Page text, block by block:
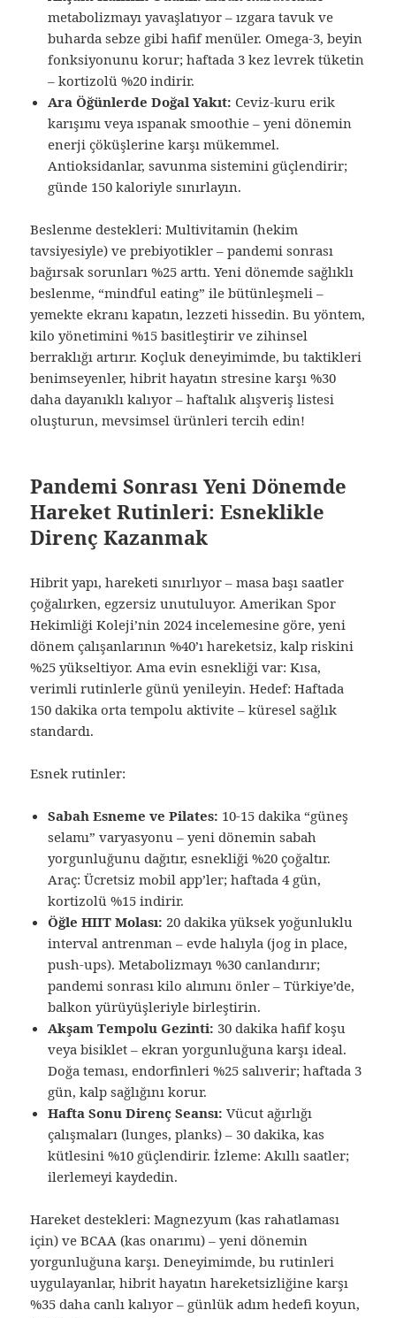
metabolizmayı yavaşlatıyor – ızgara tavuk ve
buharda sebze gibi hafif menüler. Omega-3, beyin
fonksiyonunu korur; haftada 3 kez levrek tüketin
– kortizolü %20 indirir.
Ara Öğünlerde Doğal Yakıt: Ceviz-kuru erik
karışımı veya ıspanak smoothie – yeni dönemin
enerji çöküşlerine karşı mükemmel.
Antioksidanlar, savunma sistemini güçlendirir;
günde 150 kaloriyle sınırlayın.
Beslenme destekleri: Multivitamin (hekim
tavsiyesiyle) ve prebiyotikler – pandemi sonrası
bağırsak sorunları %25 arttı. Yeni dönemde sağlıklı
beslenme, “mindful eating” ile bütünleşmeli –
yemekte ekranı kapatın, lezzeti hissedin. Bu yöntem,
kilo yönetimini %15 basitleştirir ve zihinsel
berraklığı artırır. Koçluk deneyimimde, bu taktikleri
benimseyenler, hibrit hayatın stresine karşı %30
daha dayanıklı kalıyor – haftalık alışveriş listesi
oluşturun, mevsimsel ürünleri tercih edin!
Pandemi Sonrası Yeni Dönemde
Hareket Rutinleri: Esneklikle
Direnç Kazanmak
Hibrit yapı, hareketi sınırlıyor – masa başı saatler
çoğalırken, egzersiz unutuluyor. Amerikan Spor
Hekimliği Koleji’nin 2024 incelemesine göre, yeni
dönem çalışanlarının %40’ı hareketsiz, kalp riskini
%25 yükseltiyor. Ama evin esnekliği var: Kısa,
verimli rutinlerle günü yenileyin. Hedef: Haftada
150 dakika orta tempolu aktivite – küresel sağlık
standardı.
Esnek rutinler:
Sabah Esneme ve Pilates: 10-15 dakika “güneş
selamı” varyasyonu – yeni dönemin sabah
yorgunluğunu dağıtır, esnekliği %20 çoğaltır.
Araç: Ücretsiz mobil app’ler; haftada 4 gün,
kortizolü %15 indirir.
Öğle HIIT Molası: 20 dakika yüksek yoğunluklu
interval antrenman – evde halıyla (jog in place,
push-ups). Metabolizmayı %30 canlandırır;
pandemi sonrası kilo alımını önler – Türkiye’de,
balkon yürüyüşleriyle birleştirin.
Akşam Tempolu Gezinti: 30 dakika hafif koşu
veya bisiklet – ekran yorgunluğuna karşı ideal.
Doğa teması, endorfinleri %25 salıverir; haftada 3
gün, kalp sağlığını korur.
Hafta Sonu Direnç Seansı: Vücut ağırlığı
çalışmaları (lunges, planks) – 30 dakika, kas
kütlesini %10 güçlendirir. İzleme: Akıllı saatler;
ilerlemeyi kaydedin.
Hareket destekleri: Magnezyum (kas rahatlaması
için) ve BCAA (kas onarımı) – yeni dönemin
yorgunluğuna karşı. Deneyimimde, bu rutinleri
uygulayanlar, hibrit hayatın hareketsizliğine karşı
%35 daha canlı kalıyor – günlük adım hedefi koyun,